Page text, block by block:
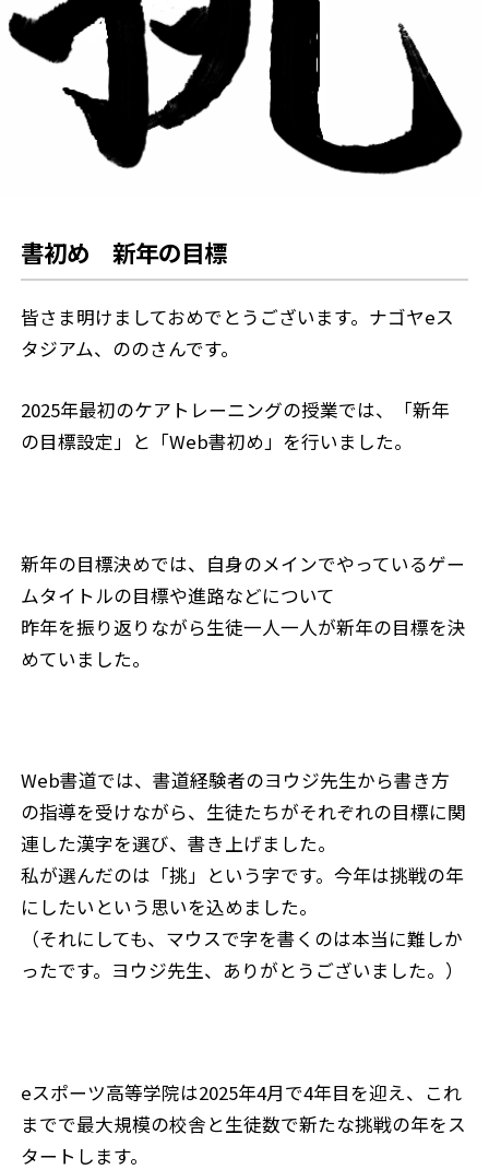
書初め 新年の目標
皆さま明けましておめでとうございます。ナゴヤeス
タジアム、ののさんです。
2025年最初のケアトレーニングの授業では、「新年
の目標設定」と「Web書初め」を行いました。
新年の目標決めでは、自身のメインでやっているゲー
ムタイトルの目標や進路などについて
昨年を振り返りながら生徒一人一人が新年の目標を決
めていました。
Web書道では、書道経験者のヨウジ先生から書き方
の指導を受けながら、生徒たちがそれぞれの目標に関
連した漢字を選び、書き上げました。
私が選んだのは「挑」という字です。今年は挑戦の年
にしたいという思いを込めました。
（それにしても、マウスで字を書くのは本当に難しか
ったです。ヨウジ先生、ありがとうございました。）
eスポーツ高等学院は2025年4月で4年目を迎え、これ
までで最大規模の校舎と生徒数で新たな挑戦の年をス
タートします。